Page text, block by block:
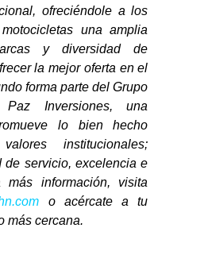
ofreciéndole a los
una amplia
y diversidad de
la mejor oferta en el
forma parte del Grupo
Inversiones, una
lo bien hecho
institucionales;
de servicio, excelencia e
o acércate a tu
más cercana.